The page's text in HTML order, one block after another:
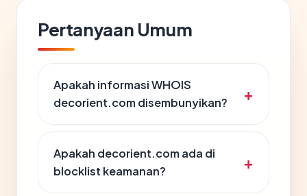
Pertanyaan Umum
Apakah informasi WHOIS
decorient.com disembunyikan?
Apakah decorient.com ada di
blocklist keamanan?